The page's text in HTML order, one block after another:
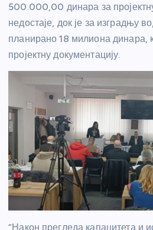
500.000,00 динара за
недостаје, док је за изградњу
планирано 18 милиона динара,
пројектну документацију.
“Након прегледа капацитета и